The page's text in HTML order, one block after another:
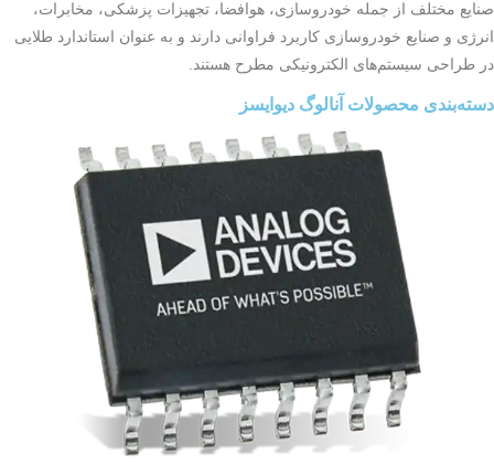
صنایع مختلف از جمله خودروسازی، هوافضا، تجهیزات پزشکی، مخابرات،
انرژی و صنایع خودروسازی کاربرد فراوانی دارند و به عنوان استاندارد طلایی
در طراحی سیستم‌های الکترونیکی مطرح هستند.
دسته‌بندی محصولات آنالوگ دیوایسز